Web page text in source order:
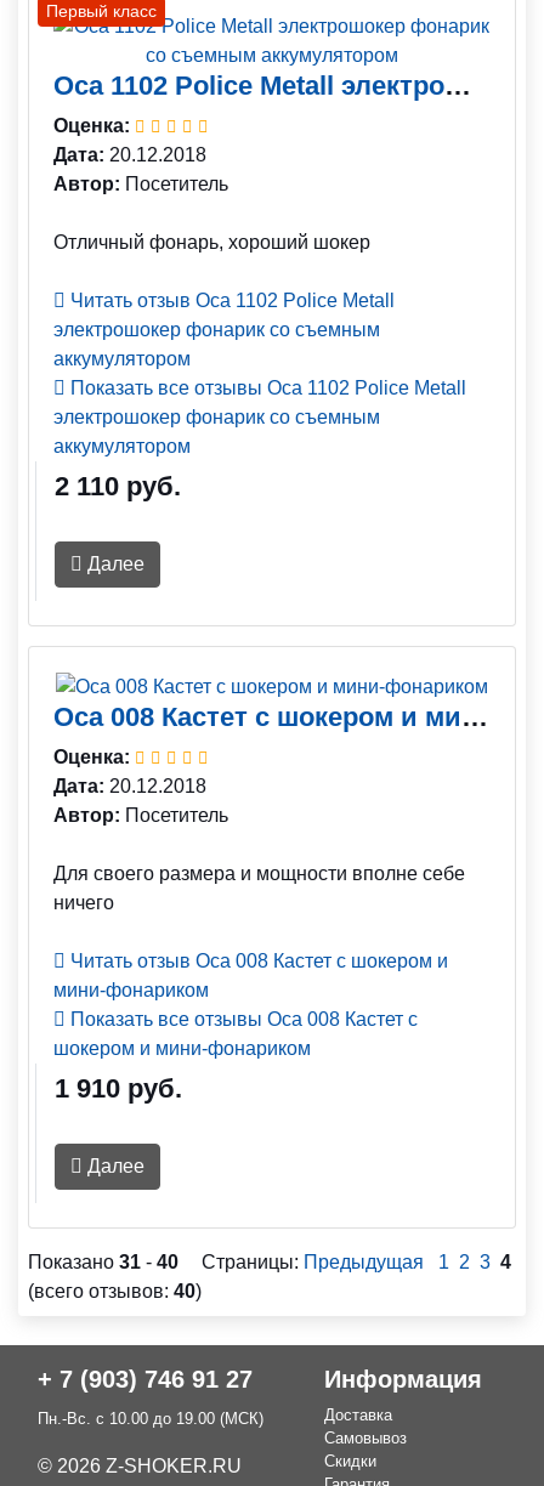
Первый класс
Оса 1102 Police Metall электрошокер фонарик со съемным аккумулятором
Оценка:
Дата: 20.12.2018
Автор: Посетитель
Отличный фонарь, хороший шокер
Читать отзыв Оса 1102 Police Metall
электрошокер фонарик со съемным
аккумулятором
Показать все отзывы Оса 1102 Police Metall
электрошокер фонарик со съемным
аккумулятором
2 110 руб.
Далее
Оса 008 Кастет с шокером и мини-фонариком
Оценка:
Дата: 20.12.2018
Автор: Посетитель
Для своего размера и мощности вполне себе
ничего
Читать отзыв Оса 008 Кастет с шокером и
мини-фонариком
Показать все отзывы Оса 008 Кастет с
шокером и мини-фонариком
1 910 руб.
Далее
Страницы: Предыдущая 1 2 3 4
Показано 31 - 40
(всего отзывов: 40)
+ 7 (903) 746 91 27
Пн.-Вс. с 10.00 до 19.00 (МСК)
© 2026 Z-SHOKER.RU
Информация
Доставка
Самовывоз
Скидки